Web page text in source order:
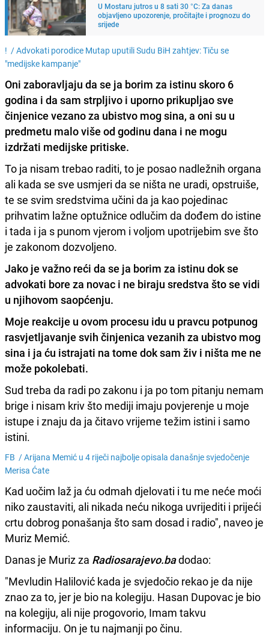
U Mostaru jutros u 8 sati 30 °C: Za danas
objavljeno upozorenje, pročitajte i prognozu do
srijede
! /Advokati porodice Mutap uputili Sudu BiH zahtjev: Tiču se
"medijske kampanje"
Oni zaboravljaju da se ja borim za istinu skoro 6
godina i da sam strpljivo i uporno prikupljao sve
činjenice vezano za ubistvo mog sina, a oni su u
predmetu malo više od godinu dana i ne mogu
izdržati medijske pritiske.
To ja nisam trebao raditi, to je posao nadležnih organa
ali kada se sve usmjeri da se ništa ne uradi, opstruiše,
te se svim sredstvima učini da ja kao pojedinac
prihvatim lažne optužnice odlučim da dođem do istine
i tada i ja s punom vjerom i voljom upotrijebim sve što
je zakonom dozvoljeno.
Jako je važno reći da se ja borim za istinu dok se
advokati bore za novac i ne biraju sredstva što se vidi
u njihovom saopćenju.
Moje reakcije u ovom procesu idu u pravcu potpunog
rasvjetljavanje svih činjenica vezanih za ubistvo mog
sina i ja ću istrajati na tome dok sam živ i ništa me ne
može pokolebati.
Sud treba da radi po zakonu i ja po tom pitanju nemam
brige i nisam kriv što mediji imaju povjerenje u moje
istupe i znaju da ja čitavo vrijeme težim istini i samo
istini.
FB /Arijana Memić u 4 riječi najbolje opisala današnje svjedočenje
Merisa Ćate
Kad uočim laž ja ću odmah djelovati i tu me neće moći
niko zaustaviti, ali nikada neću nikoga uvrijediti i prijeći
crtu dobrog ponašanja što sam dosad i radio", naveo je
Muriz Memić.
Danas je Muriz za Radiosarajevo.badodao:
"Mevludin Halilović kada je svjedočio rekao je da nije
znao za to, jer je bio na kolegiju. Hasan Dupovac je bio
na kolegiju, ali nije progovorio, Imam takvu
informaciju. On je tu najmanji po činu.